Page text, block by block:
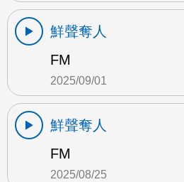
鮮聲奪人
FM
2025/09/01
鮮聲奪人
FM
2025/08/25